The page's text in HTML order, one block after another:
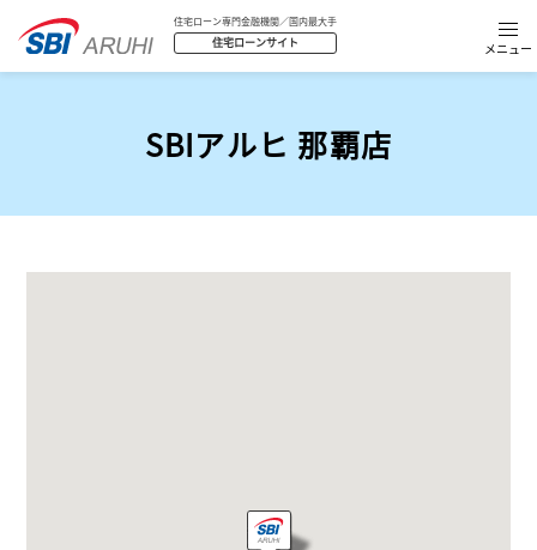
住宅ローン専門金融機関／国内最大手
住宅ローンサイト
SBIアルヒ 那覇店